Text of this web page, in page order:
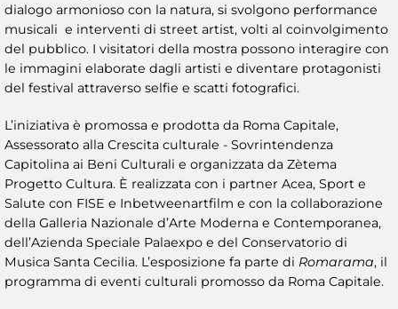
dialogo armonioso con la natura, si svolgono performance
musicali e interventi di street artist, volti al coinvolgimento
del pubblico. I visitatori della mostra possono interagire con
le immagini elaborate dagli artisti e diventare protagonisti
del festival attraverso selfie e scatti fotografici.
L’iniziativa è promossa e prodotta da Roma Capitale,
Assessorato alla Crescita culturale - Sovrintendenza
Capitolina ai Beni Culturali e organizzata da Zètema
Progetto Cultura. È realizzata con i partner Acea, Sport e
Salute con FISE e Inbetweenartfilm e con la collaborazione
della Galleria Nazionale d’Arte Moderna e Contemporanea,
dell’Azienda Speciale Palaexpo e del Conservatorio di
Musica Santa Cecilia. L’esposizione fa parte di Romarama, il
programma di eventi culturali promosso da Roma Capitale.